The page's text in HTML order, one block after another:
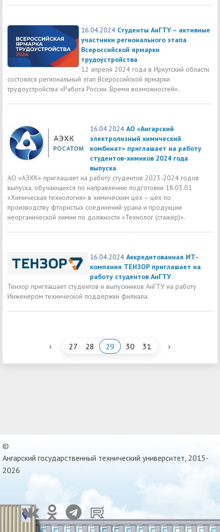
16.04.2024 Студенты АнГТУ – активные
участники регионального этапа
Всероссийской ярмарки
трудоустройства
12 апреля 2024 года в Иркутский области
состоялся региональный этап Всероссийской ярмарки
трудоустройства «Работа России. Время возможностей».
16.04.2024 АО «Ангарский
электролизный химический
комбинат» приглашает на работу
студентов-химиков 2024 года
выпуска
АО «АЭХК» приглашает на работу студентов 2023-2024 годов
выпуска, обучающихся по направлению подготовки 18.03.01
«Химическая технология» в химическим цех – цех по
производству фтористых соединений урана и продукции
неорганической химии по должности «Технолог (стажёр)».
16.04.2024 Аккредитованная ИТ-
компания ТЕНЗОР приглашает на
работу студентов АнГТУ
Тензор приглашает студентов и выпускников АнГТУ на работу
Инженером технической поддержки филиала.
‹ 27 28 29 30 31 ›
©
Ангарский государственный технический университет, 2015-
2026